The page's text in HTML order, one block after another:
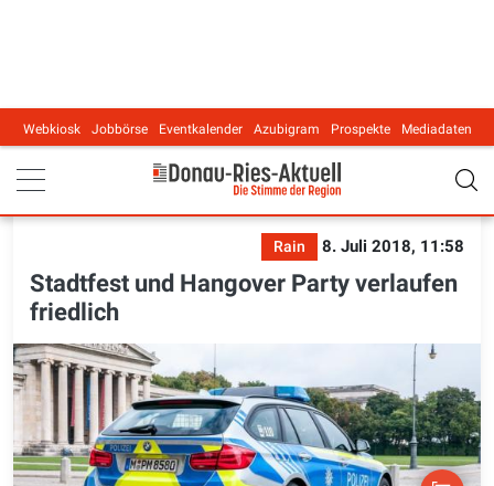
Main navigation
Webkiosk Jobbörse Eventkalender Azubigram Prospekte Mediadaten
Rain 8. Juli 2018, 11:58
Stadtfest und Hangover Party verlaufen
friedlich